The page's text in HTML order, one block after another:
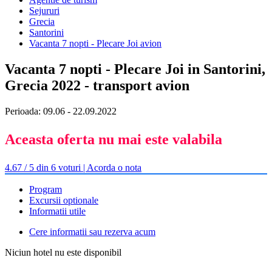
Sejururi
Grecia
Santorini
Vacanta 7 nopti - Plecare Joi avion
Vacanta 7 nopti - Plecare Joi in Santorini,
Grecia 2022 - transport avion
Perioada: 09.06 - 22.09.2022
Aceasta oferta nu mai este valabila
4.67 / 5 din 6 voturi | Acorda o nota
Program
Excursii optionale
Informatii utile
Cere informatii sau rezerva acum
Niciun hotel nu este disponibil